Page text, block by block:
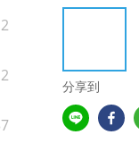
2
2
分享到